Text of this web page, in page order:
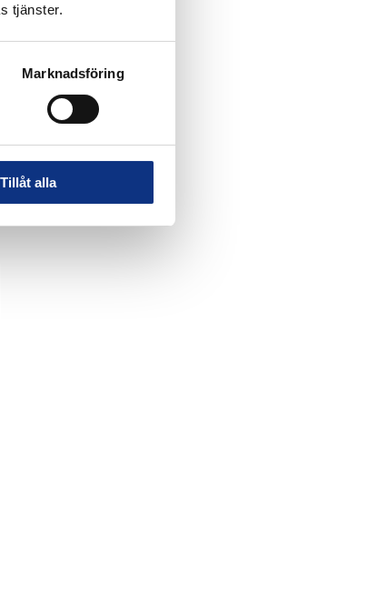
tjänster.
Marknadsföring
Tillåt alla